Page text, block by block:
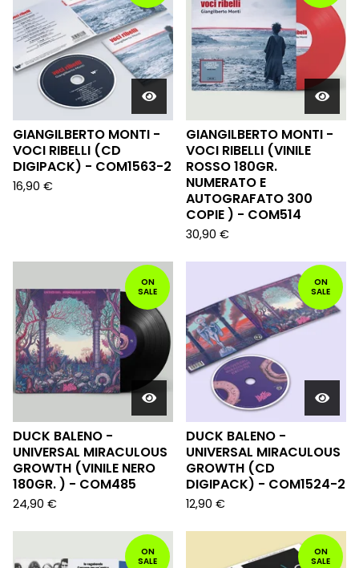
GIANGILBERTO MONTI -
VOCI RIBELLI (CD
DIGIPACK) - COM1563-2
16,90 €
GIANGILBERTO MONTI -
VOCI RIBELLI (VINILE
ROSSO 180GR.
NUMERATO E
AUTOGRAFATO 300
COPIE ) - COM514
30,90 €
ON
SALE
DUCK BALENO -
UNIVERSAL MIRACULOUS
GROWTH (VINILE NERO
180GR. ) - COM485
24,90 €
ON
SALE
DUCK BALENO -
UNIVERSAL MIRACULOUS
GROWTH (CD
DIGIPACK) - COM1524-2
12,90 €
ON
SALE
ON
SALE